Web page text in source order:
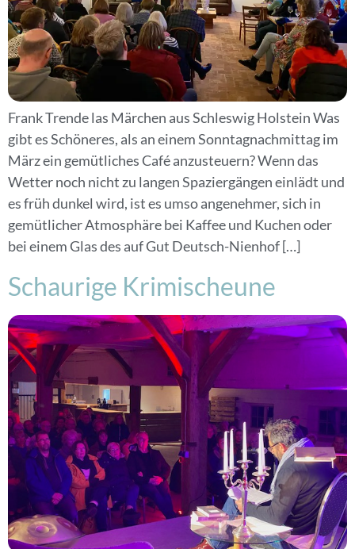
Frank Trende las Märchen aus Schleswig Holstein Was
gibt es Schöneres, als an einem Sonntagnachmittag im
März ein gemütliches Café anzusteuern? Wenn das
Wetter noch nicht zu langen Spaziergängen einlädt und
es früh dunkel wird, ist es umso angenehmer, sich in
gemütlicher Atmosphäre bei Kaffee und Kuchen oder
bei einem Glas des auf Gut Deutsch-Nienhof […]
Schaurige Krimischeune